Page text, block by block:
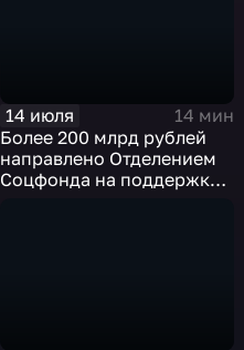
14 июля
14 мин
Более 200 млрд рублей
направлено Отделением
Соцфонда на поддержку